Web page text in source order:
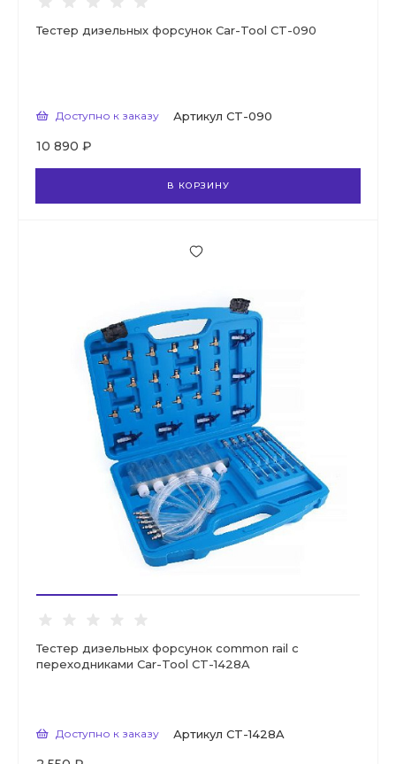
Тестер дизельных форсунок Car-Tool CT-090
Доступно к заказу Артикул CT-090
10 890 ₽
В КОРЗИНУ
Тестер дизельных форсунок common rail с
переходниками Car-Tool CT-1428A
Доступно к заказу Артикул CT-1428A